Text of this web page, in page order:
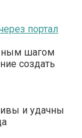
портал
шагом
создать
и удачны